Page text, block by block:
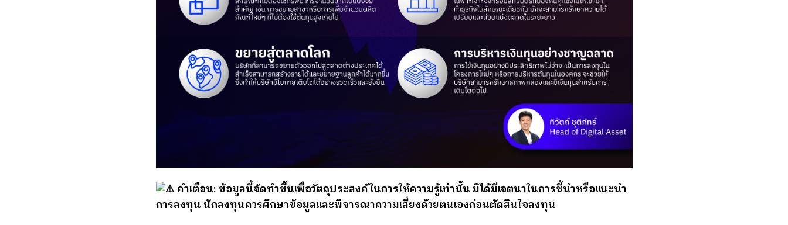
คำเตือน: ข้อมูลนี้จัดทำขึ้นเพื่อวัตถุประสงค์ในการให้ความรู้เท่านั้น มิได้มีเจตนาในการชี้นำหรือแนะนำ
การลงทุน นักลงทุนควรศึกษาข้อมูลและพิจารณาความเสี่ยงด้วยตนเองก่อนตัดสินใจลงทุน